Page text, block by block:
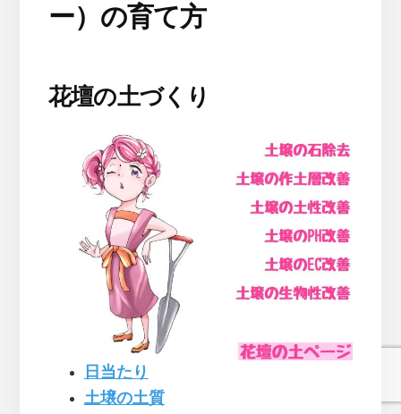
ー）の育て方
花壇の土づくり
日当たり
土壌の土質